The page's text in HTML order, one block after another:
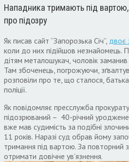
Нападника тримають під
про підозру
Як писав сайт “Запорозька Січ”, двоє
коли до них підійшов незнайомець.
дітям металошукач, чоловік
Там збоченець, погрожуючи,
розповіли про те, що сталося,
поліції.
Як повідомляє пресслужба
підозрюваний – 40-річний
вже мав судимість за подібні
11 років. Наразі суд обрав йому
тримання під вартою. За повторний
отримати довічне ув’язнення.